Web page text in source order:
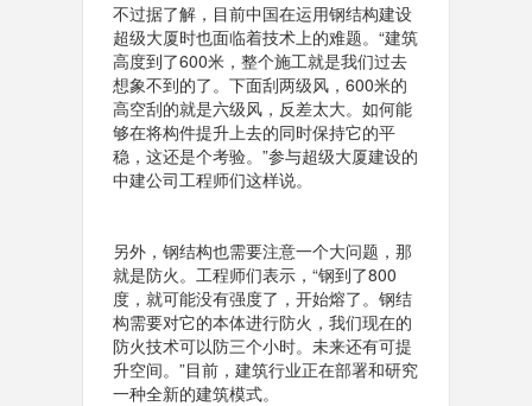
不过据了解，目前中国在运用钢结构建设
超级大厦时也面临着技术上的难题。“建筑
高度到了600米，整个施工就是我们过去
想象不到的了。下面刮两级风，600米的
高空刮的就是六级风，反差太大。如何能
够在将构件提升上去的同时保持它的平
稳，这还是个考验。”参与超级大厦建设的
中建公司工程师们这样说。
另外，钢结构也需要注意一个大问题，那
就是防火。工程师们表示，“钢到了800
度，就可能没有强度了，开始熔了。钢结
构需要对它的本体进行防火，我们现在的
防火技术可以防三个小时。未来还有可提
升空间。”目前，建筑行业正在部署和研究
一种全新的建筑模式。